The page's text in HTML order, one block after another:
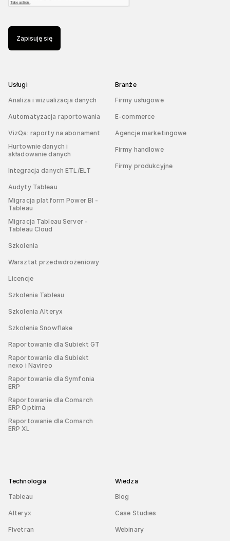
Zapisuję się
Usługi
Analiza i wizualizacja danych
Automatyzacja raportowania
VizQa: raporty na abonament
Hurtownie danych i
składowanie danych
Integracja danych ETL/ELT
Audyty Tableau
Migracja platform Power BI -
Tableau
Migracja Tableau Server -
Tableau Cloud
Szkolenia
Warsztat przedwdrożeniowy
Licencje
Szkolenia Tableau
Szkolenia Alteryx
Szkolenia Snowflake
Raportowanie dla Subiekt GT
Raportowanie dla Subiekt
nexo i Navireo
Raportowanie dla Symfonia
ERP
Raportowanie dla Comarch
ERP Optima
Raportowanie dla Comarch
ERP XL
Branże
Firmy usługowe
E-commerce
Agencje marketingowe
Firmy handlowe
Firmy produkcyjne
Technologia
Tableau
Alteryx
Fivetran
Wiedza
Blog
Case Studies
Webinary